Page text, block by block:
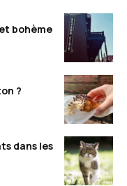
bohème
?
dans les